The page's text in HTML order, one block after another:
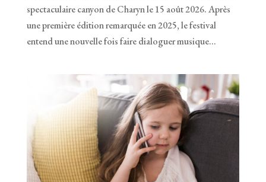
spectaculaire canyon de Charyn le 15 août 2026. Après
une première édition remarquée en 2025, le festival
entend une nouvelle fois faire dialoguer musique...